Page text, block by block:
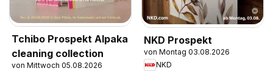
Tchibo Prospekt Alpaka
cleaning collection
von Mittwoch 05.08.2026
NKD Prospekt
von Montag 03.08.2026
NKD